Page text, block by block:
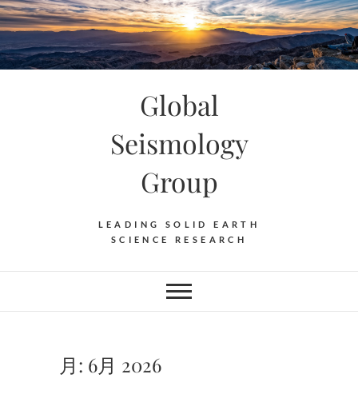
Skip
to
content
Global
Seismology
Group
LEADING SOLID EARTH
SCIENCE RESEARCH
月: 6月 2026